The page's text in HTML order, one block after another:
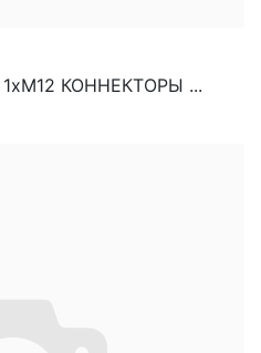
КОННЕКТОРЫ ...